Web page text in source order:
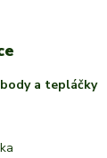
a tepláčky